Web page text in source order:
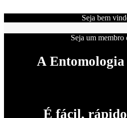
Seja bem
Seja um membro
A
É fácil,